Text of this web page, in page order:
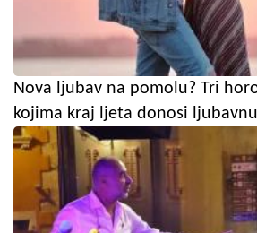
Nova ljubav na pomolu? Tri
kojima kraj ljeta donosi